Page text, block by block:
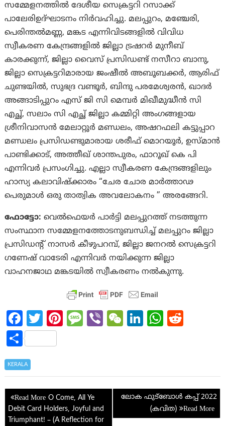
സമ്മേളനത്തിൽ ദേശീയ സെക്രട്ടറി റസാക്ക്
പാലേരിഉദ്ഘാടനം നിർവഹിച്ചു. മലപ്പുറം, മഞ്ചേരി,
പെരിന്തൽമണ്ണ, മങ്കട എന്നിവിടങ്ങളിൽ വിവിധ
സ്വീകരണ കേന്ദ്രങ്ങളിൽ ജില്ലാ ട്രഷറർ മുനീബ്
കാരക്കുന്ന്, ജില്ലാ വൈസ് പ്രസിഡണ്ട് നസീറാ ബാനു,
ജില്ലാ സെക്രട്ടറിമാരായ ജംഷീൽ അബൂബക്കർ, ആരിഫ്
ചുണ്ടയിൽ, സുഭദ്ര വണ്ടൂർ, ബിന്ദു പരമേശ്വരൻ, ഖാദർ
അങ്ങാടിപ്പുറം എസ് ജി സി മെമ്പർ മിഖീമുദ്ധീൻ സി
എച്ഛ്, സലാം സി എച്ഛ് ജില്ലാ കമ്മിറ്റി അംഗങ്ങളായ
ശ്രീനിവാസൻ മേലാറ്റൂർ മണ്ഡലം, അഷറഫലി കട്ടുപ്പാറ
മണ്ഡലം പ്രസിഡണ്ടുമാരായ ശരീഫ് മൊറയൂർ, ഉസ്മാൻ
പാണ്ടിക്കാട്, അത്തീഖ് ശാന്തപുരം, ഫാറൂഖ്‌ കെ പി
എന്നിവർ പ്രസംഗിച്ചു. എല്ലാ സ്വീകരണ കേന്ദ്രങ്ങളിലും
ഹാസ്യ കലാവിഷ്ക്കാരം “ചേര ചോര മാർത്താഢ
പെരുമാൾ ഒരു താത്വിക അവലോകനം ” അരങ്ങേറി.
ഫോട്ടോ: വെൽഫെയർ പാർട്ടി മലപ്പുറത്ത് നടത്തുന്ന
സംസ്ഥാന സമ്മേളനത്തോടനുബന്ധിച്ച് മലപ്പുറം ജില്ലാ
പ്രസിഡന്റ് നാസർ കീഴുപറമ്പ്, ജില്ലാ ജനറൽ സെക്രട്ടറി
ഗണേഷ് വാടേരി എന്നിവർ നയിക്കുന്ന ജില്ലാ
വാഹനജാഥ മങ്കടയിൽ സ്വീകരണം നൽകുന്നു.
Fa
ce
b
o
o
k
T
w
itt
Pi
t
M
e
Vi W
at
Li
n
W
A
p
p
t
S
h
ar
e
KERALA
Post
navigation
O Come, All Ye
Debit Card Holders, Joyful and
Triumphant! – (A Reflection for
ലോക ഫുട്‌ബോള്‍ കപ്പ് 2022
(കവിത)